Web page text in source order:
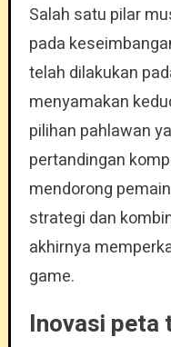
Salah satu pilar
pada
telah dilakukan
menyamakan
pilihan pahlawan
pertandingan
mendorong
strategi dan
akhirnya
game.
Inovasi peta